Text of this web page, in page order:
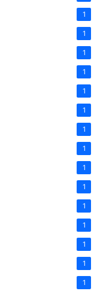
1
1
1
1
1
1
1
1
1
1
1
1
1
1
1